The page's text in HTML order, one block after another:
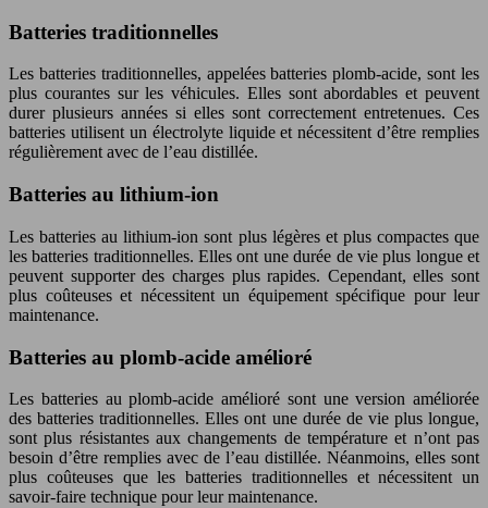
Batteries traditionnelles
Les batteries traditionnelles, appelées batteries plomb-acide, sont les
plus courantes sur les véhicules. Elles sont abordables et peuvent
durer plusieurs années si elles sont correctement entretenues. Ces
batteries utilisent un électrolyte liquide et nécessitent d’être remplies
régulièrement avec de l’eau distillée.
Batteries au lithium-ion
Les batteries au lithium-ion sont plus légères et plus compactes que
les batteries traditionnelles. Elles ont une durée de vie plus longue et
peuvent supporter des charges plus rapides. Cependant, elles sont
plus coûteuses et nécessitent un équipement spécifique pour leur
maintenance.
Batteries au plomb-acide amélioré
Les batteries au plomb-acide amélioré sont une version améliorée
des batteries traditionnelles. Elles ont une durée de vie plus longue,
sont plus résistantes aux changements de température et n’ont pas
besoin d’être remplies avec de l’eau distillée. Néanmoins, elles sont
plus coûteuses que les batteries traditionnelles et nécessitent un
savoir-faire technique pour leur maintenance.